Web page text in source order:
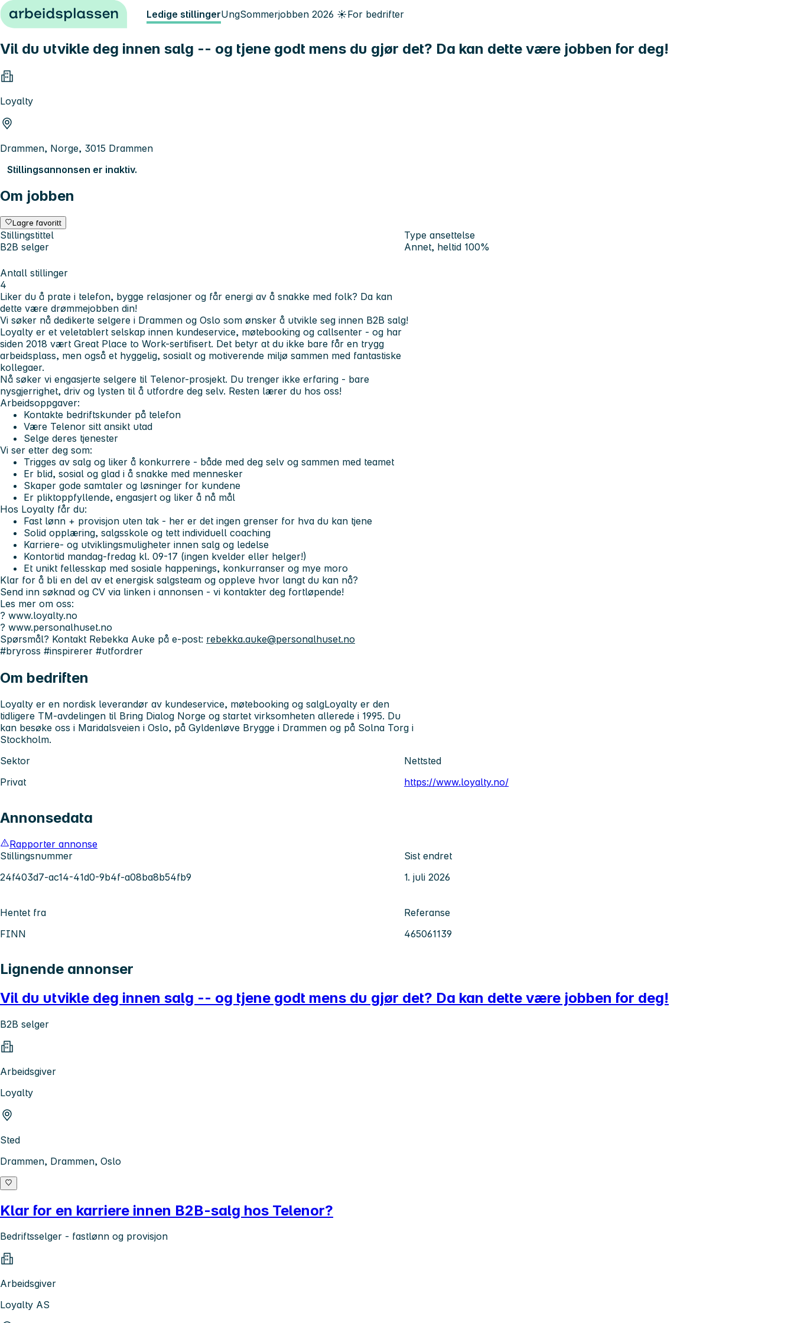
Hopp til innhold Ledige stillingerUngSommerjobben 2026 ☀️For bedrifter
Vil du utvikle deg innen salg -- og tjene godt mens du gjør det? Da kan dette være jobben for deg!
Loyalty
Drammen, Norge, 3015 Drammen
Stillingsannonsen er inaktiv.
Om jobben
Lagre favoritt
Stillingstittel
B2B selger
Type ansettelse
Annet, heltid 100%
Antall stillinger
4
Liker du å prate i telefon, bygge relasjoner og får energi av å snakke med folk? Da kan
dette være drømmejobben din!
Vi søker nå dedikerte selgere i Drammen og Oslo som ønsker å utvikle seg innen B2B salg!
Loyalty er et veletablert selskap innen kundeservice, møtebooking og callsenter - og har
siden 2018 vært Great Place to Work-sertifisert. Det betyr at du ikke bare får en trygg
arbeidsplass, men også et hyggelig, sosialt og motiverende miljø sammen med fantastiske
kollegaer.
Nå søker vi engasjerte selgere til Telenor-prosjekt. Du trenger ikke erfaring - bare
nysgjerrighet, driv og lysten til å utfordre deg selv. Resten lærer du hos oss!
Arbeidsoppgaver:
Kontakte bedriftskunder på telefon
Være Telenor sitt ansikt utad
Selge deres tjenester
Vi ser etter deg som:
Trigges av salg og liker å konkurrere - både med deg selv og sammen med teamet
Er blid, sosial og glad i å snakke med mennesker
Skaper gode samtaler og løsninger for kundene
Er pliktoppfyllende, engasjert og liker å nå mål
Hos Loyalty får du:
Fast lønn + provisjon uten tak - her er det ingen grenser for hva du kan tjene
Solid opplæring, salgsskole og tett individuell coaching
Karriere- og utviklingsmuligheter innen salg og ledelse
Kontortid mandag-fredag kl. 09-17 (ingen kvelder eller helger!)
Et unikt fellesskap med sosiale happenings, konkurranser og mye moro
Klar for å bli en del av et energisk salgsteam og oppleve hvor langt du kan nå?
Send inn søknad og CV via linken i annonsen - vi kontakter deg fortløpende!
Les mer om oss:
? www.loyalty.no
? www.personalhuset.no
Spørsmål? Kontakt Rebekka Auke på e-post: rebekka.auke@personalhuset.no
#bryross #inspirerer #utfordrer
Om bedriften
Loyalty er en nordisk leverandør av kundeservice, møtebooking og salgLoyalty er den
tidligere TM-avdelingen til Bring Dialog Norge og startet virksomheten allerede i 1995. Du
kan besøke oss i Maridalsveien i Oslo, på Gyldenløve Brygge i Drammen og på Solna Torg i
Stockholm.
Sektor
Privat
Nettsted
https://www.loyalty.no/
Annonsedata
Rapporter annonse
Stillingsnummer
24f403d7-ac14-41d0-9b4f-a08ba8b54fb9
Sist endret
1. juli 2026
Hentet fra
FINN
Referanse
465061139
Lignende annonser
Vil du utvikle deg innen salg -- og tjene godt mens du gjør det? Da kan dette være jobben for deg!
B2B selger
Arbeidsgiver
Loyalty
Sted
Drammen, Drammen, Oslo
Klar for en karriere innen B2B-salg hos Telenor?
Bedriftsselger - fastlønn og provisjon
Arbeidsgiver
Loyalty AS